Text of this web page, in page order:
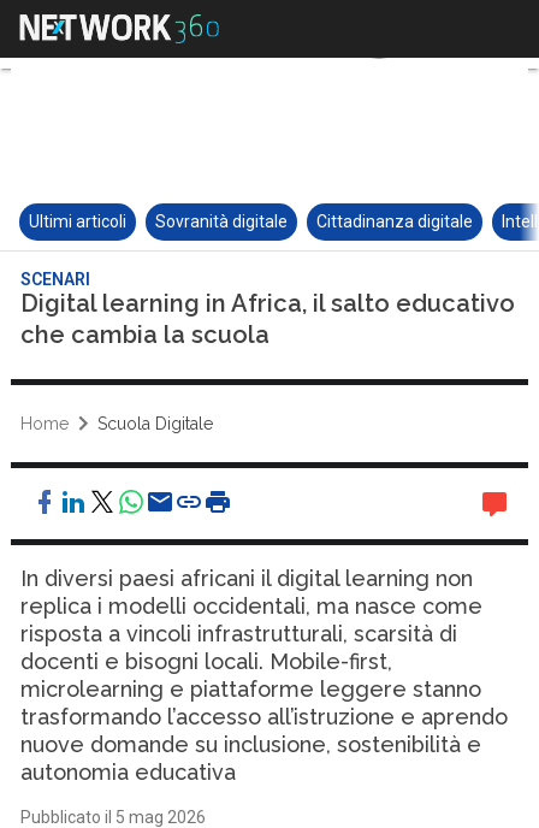
Ultimi articoli Sovranità digitale Cittadinanza digitale
SCENARI
Digital learning in Africa, il salto educativo
che cambia la scuola
Home Scuola Digitale
In diversi paesi africani il digital learning non
replica i modelli occidentali, ma nasce come
risposta a vincoli infrastrutturali, scarsità di
docenti e bisogni locali. Mobile-first,
microlearning e piattaforme leggere stanno
trasformando l’accesso all’istruzione e aprendo
nuove domande su inclusione, sostenibilità e
autonomia educativa
Pubblicato il 5 mag 2026